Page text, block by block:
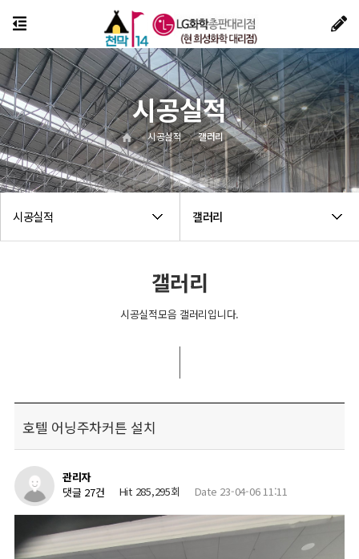
시공실적 갤러리
시공실적 갤러리
시공실적
갤러리
시공실적모음 갤러리입니다.
호텔 어닝주차커튼 설치
관리자
댓글 27건
Hit 285,295회 Date 23-04-06 11:11